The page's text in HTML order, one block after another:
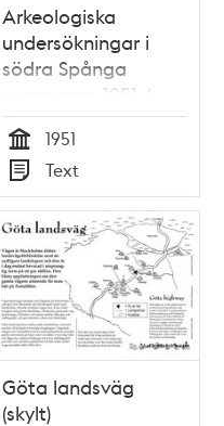
Arkeologiska
undersökningar i
södra Spånga
sommaren 1951 /
Margareta
Biörnstad
Tid
1951
Typ
Text
Göta landsväg
(skylt)